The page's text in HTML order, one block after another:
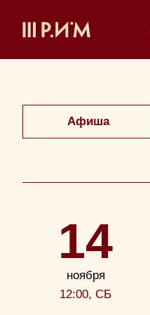
Афиша
14
ноября
12:00, СБ